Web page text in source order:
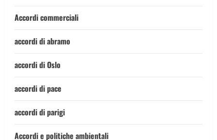
Accordi commerciali
accordi di abramo
accordi di Oslo
accordi di pace
accordi di parigi
Accordi e politiche ambientali